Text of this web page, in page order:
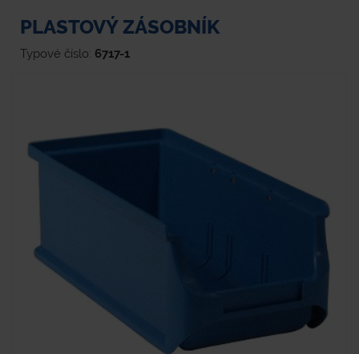
PLASTOVÝ ZÁSOBNÍK
Typové číslo: 6717-1